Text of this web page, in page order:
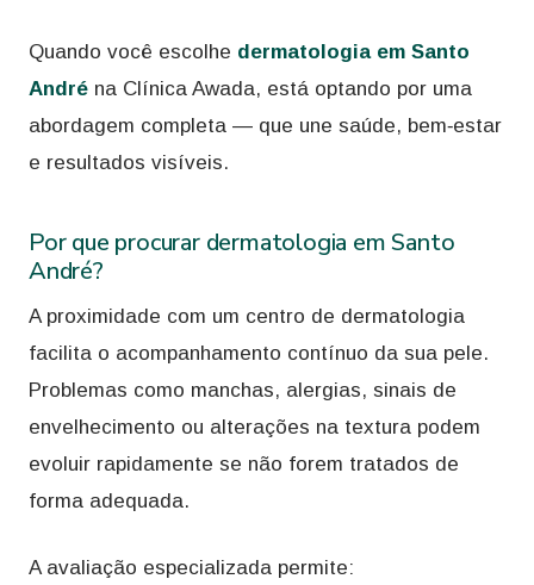
Quando você escolhe dermatologia em Santo
André na Clínica Awada, está optando por uma
abordagem completa — que une saúde, bem‑estar
e resultados visíveis.
Por que procurar dermatologia em Santo
André?
A proximidade com um centro de dermatologia
facilita o acompanhamento contínuo da sua pele.
Problemas como manchas, alergias, sinais de
envelhecimento ou alterações na textura podem
evoluir rapidamente se não forem tratados de
forma adequada.
A avaliação especializada permite: